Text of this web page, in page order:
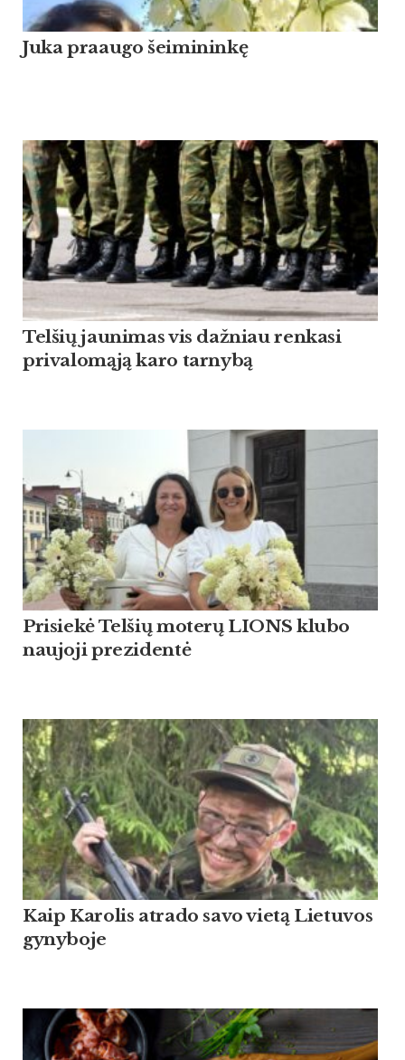
Ju­ka praau­go šei­mi­ninkę
Tel­šių jau­ni­mas vis daž­niau ren­ka­si
pri­va­lomąją ka­ro tar­nybą
Pri­siekė Tel­šių mo­terų LIONS klu­bo
nau­jo­ji pre­zi­dentė
Kaip Ka­ro­lis at­ra­do sa­vo vietą Lie­tu­vos
gy­ny­bo­je